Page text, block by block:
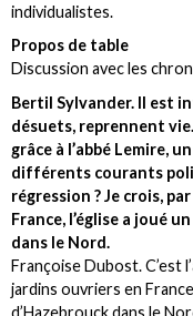
individualistes.
Propos de table
Discussion avec les
Bertil Sylvander. Il est
désuets, reprennent
grâce à l’abbé Lemire,
différents courants
régression ? Je crois,
France, l’église a joué
dans le Nord.
Françoise Dubost. C’est
jardins ouvriers en
d’Hazebrouck dans le